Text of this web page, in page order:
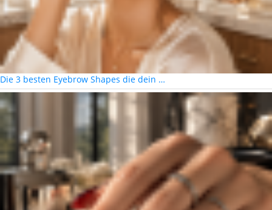
Die 3 besten Eyebrow Shapes die dein …